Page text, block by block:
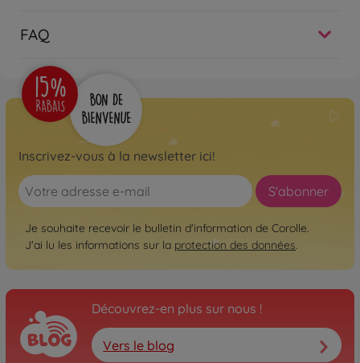
FAQ
Inscrivez-vous à la newsletter ici!
S'abonner
Je souhaite recevoir le bulletin d'information de Corolle.
J'ai lu les informations sur la protection des données.
Découvrez-en plus sur nous !
Vers le blog